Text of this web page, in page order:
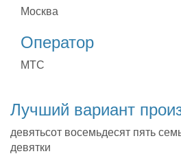
Москва
Оператор
МТС
Лучший вариант
девятьсот восемьдесят пять
девятки